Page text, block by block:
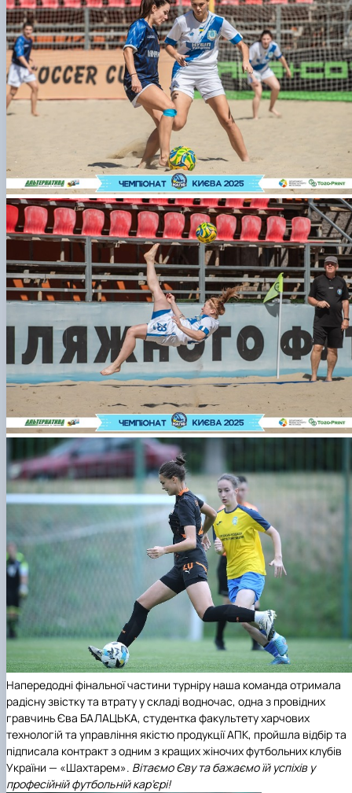
Напередодні фінальної частини турніру наша команда отримала
радісну звістку та втрату у складі водночас, одна з провідних
гравчинь Єва БАЛАЦЬКА, студентка факультету харчових
технологій та управління якістю продукції АПК, пройшла відбір та
підписала контракт з одним з кращих жіночих футбольних клубів
України — «Шахтарем». Вітаємо Єву та бажаємо їй успіхів у
професійній футбольній кар’єрі!